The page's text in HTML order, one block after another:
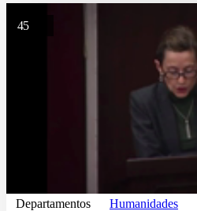
45
Departamentos Humanidades